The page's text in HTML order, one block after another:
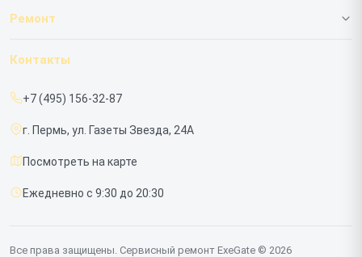
О нашем сервисе
Срочный ремонт
Доставка и способы оплаты
Диагностика
Контакты
Ремонт
ИБП
Контакты
+7 (495) 156-32-87
г. Пермь, ул. Газеты Звезда, 24А
Посмотреть на карте
Ежедневно с 9:30 до 20:30
Все права защищены. Сервисный ремонт ExeGate © 2026